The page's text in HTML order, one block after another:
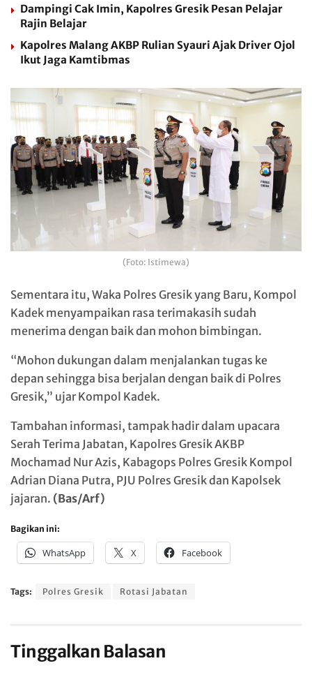
Dampingi Cak Imin, Kapolres Gresik Pesan Pelajar
Rajin Belajar
Kapolres Malang AKBP Rulian Syauri Ajak Driver Ojol
Ikut Jaga Kamtibmas
(Foto: Istimewa)
Sementara itu, Waka Polres Gresik yang Baru, Kompol
Kadek menyampaikan rasa terimakasih sudah
menerima dengan baik dan mohon bimbingan.
“Mohon dukungan dalam menjalankan tugas ke
depan sehingga bisa berjalan dengan baik di Polres
Gresik,” ujar Kompol Kadek.
Tambahan informasi, tampak hadir dalam upacara
Serah Terima Jabatan, Kapolres Gresik AKBP
Mochamad Nur Azis, Kabagops Polres Gresik Kompol
Adrian Diana Putra, PJU Polres Gresik dan Kapolsek
jajaran. (Bas/Arf)
Bagikan ini:
WhatsApp X Facebook
Tags: Polres Gresik Rotasi Jabatan
Tinggalkan Balasan